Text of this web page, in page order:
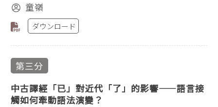
童嶺
ダウンロード
第三分
中古譯經「已」對近代「了」的影響——語言接
觸如何牽動語法演變？